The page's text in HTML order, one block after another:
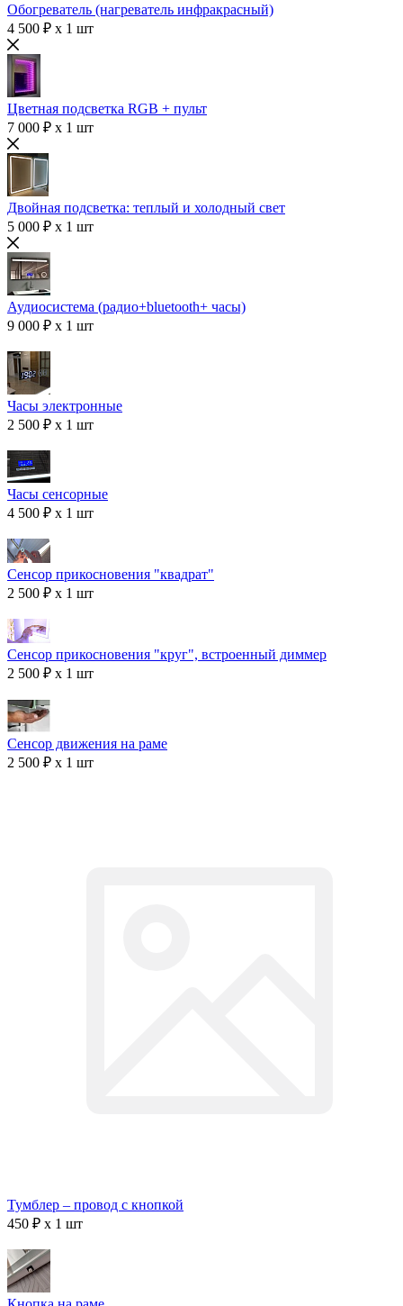
Обогреватель (нагреватель инфракрасный)
4 500 ₽ x 1 шт
Цветная подсветка RGB + пульт
7 000 ₽ x 1 шт
Двойная подсветка: теплый и холодный свет
5 000 ₽ x 1 шт
Аудиосистема (радио+bluetooth+ часы)
9 000 ₽ x 1 шт
Часы электронные
2 500 ₽ x 1 шт
Часы сенсорные
4 500 ₽ x 1 шт
Сенсор прикосновения "квадрат"
2 500 ₽ x 1 шт
Сенсор прикосновения "круг", встроенный диммер
2 500 ₽ x 1 шт
Сенсор движения на раме
2 500 ₽ x 1 шт
Тумблер – провод с кнопкой
450 ₽ x 1 шт